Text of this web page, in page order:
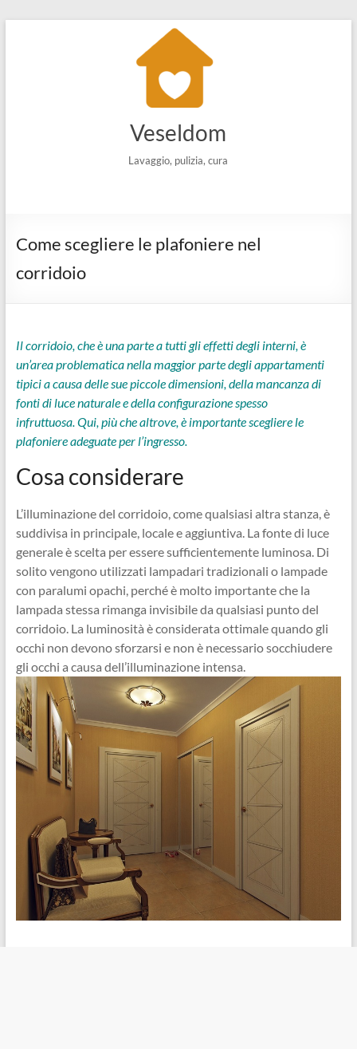
Veseldom
Lavaggio, pulizia, cura
Come scegliere le plafoniere nel
corridoio
Il corridoio, che è una parte a tutti gli effetti degli interni, è
un’area problematica nella maggior parte degli appartamenti
tipici a causa delle sue piccole dimensioni, della mancanza di
fonti di luce naturale e della configurazione spesso
infruttuosa. Qui, più che altrove, è importante scegliere le
plafoniere adeguate per l’ingresso.
Cosa considerare
L’illuminazione del corridoio, come qualsiasi altra stanza, è
suddivisa in principale, locale e aggiuntiva. La fonte di luce
generale è scelta per essere sufficientemente luminosa. Di
solito vengono utilizzati lampadari tradizionali o lampade
con paralumi opachi, perché è molto importante che la
lampada stessa rimanga invisibile da qualsiasi punto del
corridoio. La luminosità è considerata ottimale quando gli
occhi non devono sforzarsi e non è necessario socchiudere
gli occhi a causa dell’illuminazione intensa.